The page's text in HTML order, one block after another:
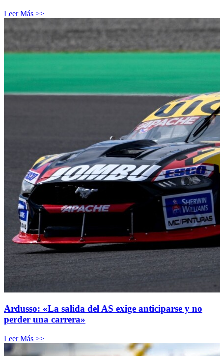
Leer Más >>
Ardusso: «La salida del AS exige anticiparse y no
perder una carrera»
Leer Más >>